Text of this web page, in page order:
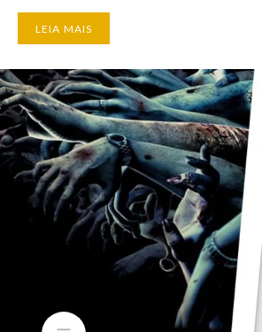
LEIA MAIS